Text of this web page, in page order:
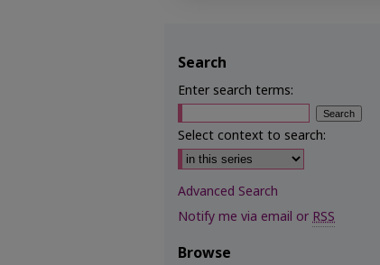
Search
Enter search terms:
Select context to search:
Advanced Search
Notify me via email orRSS
Browse